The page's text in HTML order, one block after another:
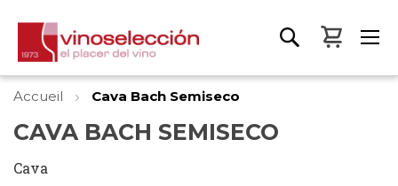
Mon
Accueil Cava Bach Semiseco
CAVA BACH SEMISECO
Cava